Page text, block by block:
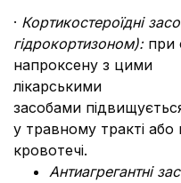
· Кортикостероїдні
гідрокортизоном): при
напроксену з цими
лікарськими
засобами
у травному тракті
кровотечі.
Антиагрегантні